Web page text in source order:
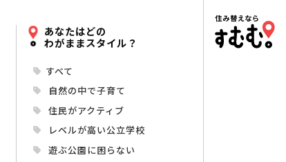
あなたはどの
わがままスタイル？
すべて
自然の中で子育て
住民がアクティブ
レベルが高い公立学校
遊ぶ公園に困らない